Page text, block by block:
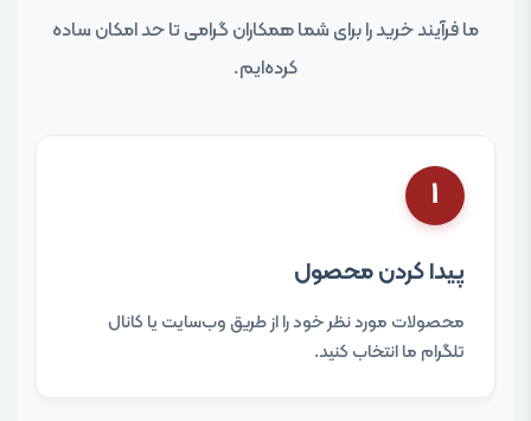
ما فرآیند خرید را برای شما همکاران گرامی تا حد امکان ساده
کرده‌ایم.
۱
پیدا کردن محصول
محصولات مورد نظر خود را از طریق وب‌سایت یا کانال
تلگرام ما انتخاب کنید.